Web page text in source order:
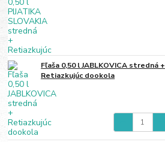
Fľaša 0,50 l JABLKOVICA stredná +
Retiazkujúc dookola